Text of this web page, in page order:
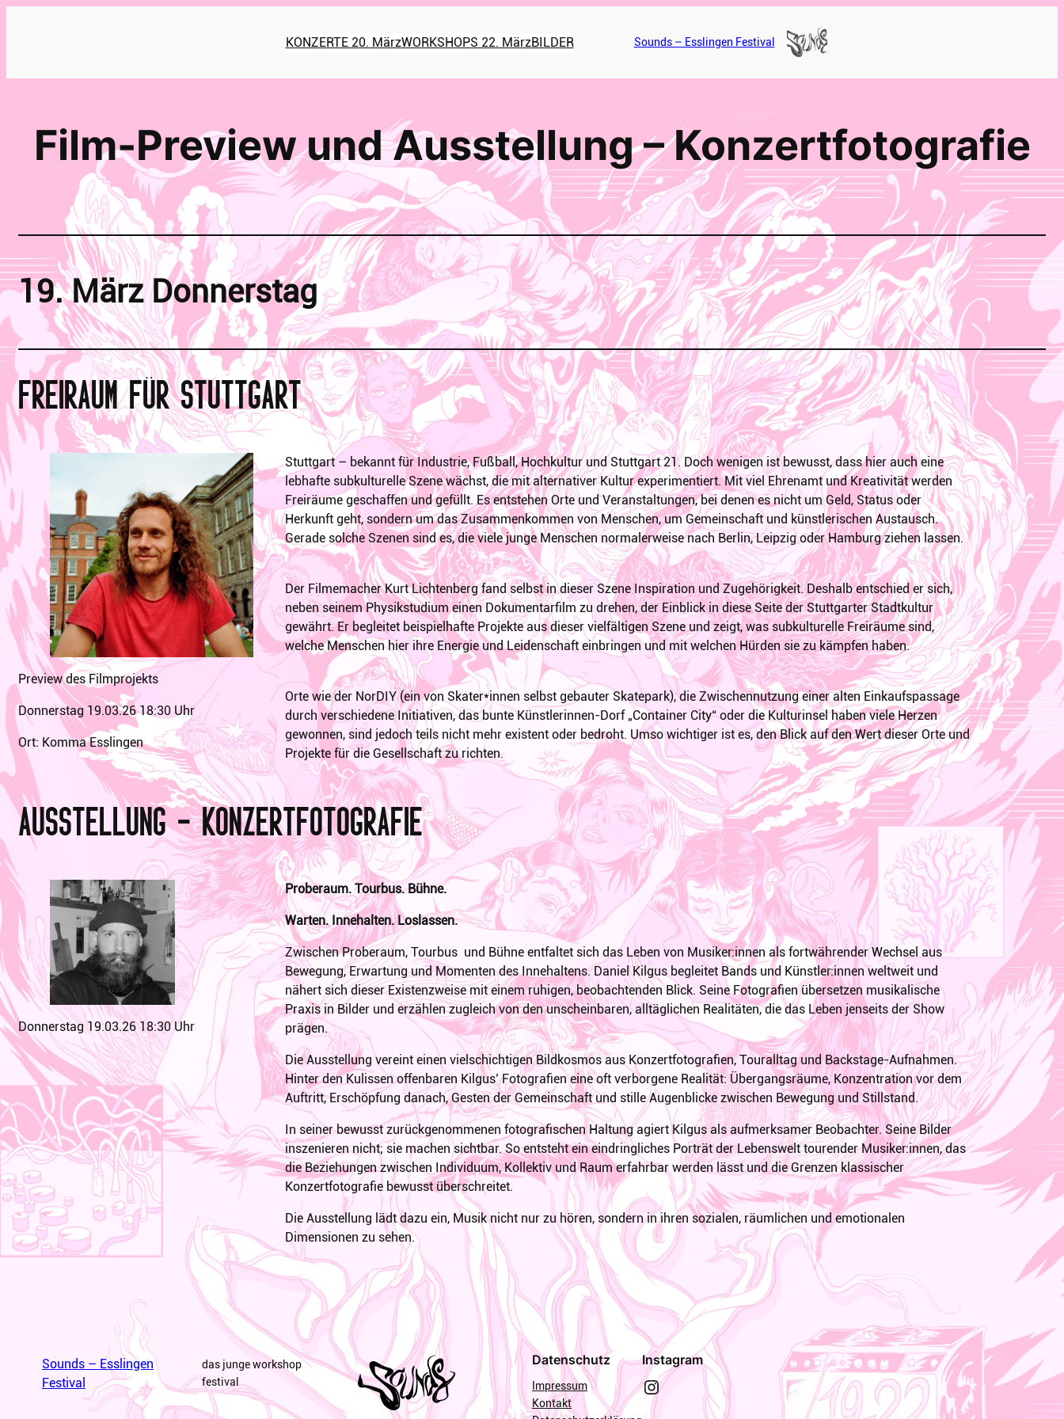
KONZERTE 20. MärzWORKSHOPS 22. MärzBILDER Sounds – Esslingen Festival
Film-Preview und Ausstellung – Konzertfotografie
19. März Donnerstag
FreiRaum für Stuttgart
Preview des Filmprojekts
Donnerstag 19.03.26 18:30 Uhr
Ort: Komma Esslingen
Stuttgart – bekannt für Industrie, Fußball, Hochkultur und Stuttgart 21. Doch wenigen ist bewusst, dass hier auch eine
lebhafte subkulturelle Szene wächst, die mit alternativer Kultur experimentiert. Mit viel Ehrenamt und Kreativität werden
Freiräume geschaffen und gefüllt. Es entstehen Orte und Veranstaltungen, bei denen es nicht um Geld, Status oder
Herkunft geht, sondern um das Zusammenkommen von Menschen, um Gemeinschaft und künstlerischen Austausch.
Gerade solche Szenen sind es, die viele junge Menschen normalerweise nach Berlin, Leipzig oder Hamburg ziehen lassen.
Der Filmemacher Kurt Lichtenberg fand selbst in dieser Szene Inspiration und Zugehörigkeit. Deshalb entschied er sich,
neben seinem Physikstudium einen Dokumentarfilm zu drehen, der Einblick in diese Seite der Stuttgarter Stadtkultur
gewährt. Er begleitet beispielhafte Projekte aus dieser vielfältigen Szene und zeigt, was subkulturelle Freiräume sind,
welche Menschen hier ihre Energie und Leidenschaft einbringen und mit welchen Hürden sie zu kämpfen haben.
Orte wie der NorDIY (ein von Skater*innen selbst gebauter Skatepark), die Zwischennutzung einer alten Einkaufspassage
durch verschiedene Initiativen, das bunte Künstlerinnen-Dorf „Container City“ oder die Kulturinsel haben viele Herzen
gewonnen, sind jedoch teils nicht mehr existent oder bedroht. Umso wichtiger ist es, den Blick auf den Wert dieser Orte und
Projekte für die Gesellschaft zu richten.
Ausstellung – Konzertfotografie
Donnerstag 19.03.26 18:30 Uhr
Proberaum. Tourbus. Bühne.
Warten. Innehalten. Loslassen.
Zwischen Proberaum, Tourbus und Bühne entfaltet sich das Leben von Musiker:innen als fortwährender Wechsel aus
Bewegung, Erwartung und Momenten des Innehaltens. Daniel Kilgus begleitet Bands und Künstler:innen weltweit und
nähert sich dieser Existenzweise mit einem ruhigen, beobachtenden Blick. Seine Fotografien übersetzen musikalische
Praxis in Bilder und erzählen zugleich von den unscheinbaren, alltäglichen Realitäten, die das Leben jenseits der Show
prägen.
Die Ausstellung vereint einen vielschichtigen Bildkosmos aus Konzertfotografien, Touralltag und Backstage-Aufnahmen.
Hinter den Kulissen offenbaren Kilgus’ Fotografien eine oft verborgene Realität: Übergangsräume, Konzentration vor dem
Auftritt, Erschöpfung danach, Gesten der Gemeinschaft und stille Augenblicke zwischen Bewegung und Stillstand.
In seiner bewusst zurückgenommenen fotografischen Haltung agiert Kilgus als aufmerksamer Beobachter. Seine Bilder
inszenieren nicht; sie machen sichtbar. So entsteht ein eindringliches Porträt der Lebenswelt tourender Musiker:innen, das
die Beziehungen zwischen Individuum, Kollektiv und Raum erfahrbar werden lässt und die Grenzen klassischer
Konzertfotografie bewusst überschreitet.
Die Ausstellung lädt dazu ein, Musik nicht nur zu hören, sondern in ihren sozialen, räumlichen und emotionalen
Dimensionen zu sehen.
Sounds – Esslingen
Festival
das junge workshop
festival
Datenschutz
Impressum
Kontakt
Instagram
Instagram